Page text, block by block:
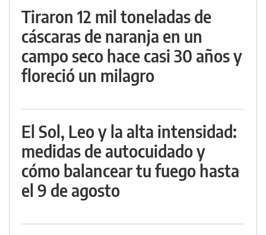
Tiraron 12 mil toneladas de
cáscaras de naranja en un
campo seco hace casi 30 años y
floreció un milagro
El Sol, Leo y la alta intensidad:
medidas de autocuidado y
cómo balancear tu fuego hasta
el 9 de agosto